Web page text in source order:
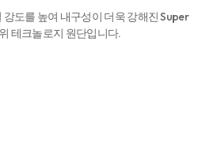
도를 높여 내구성이 더욱 강해진 Super
테크놀로지 원단입니다.